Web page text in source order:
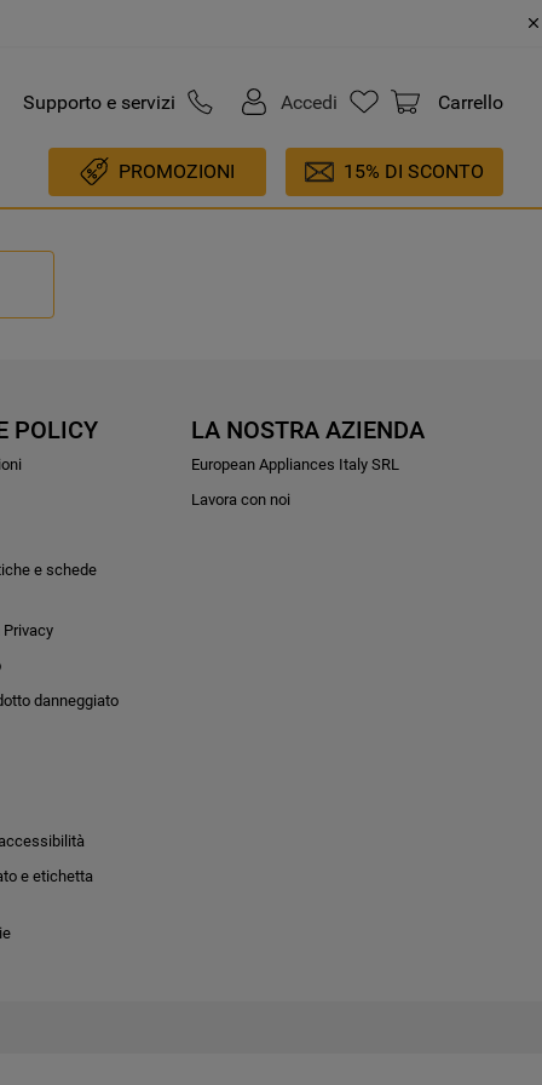
Supporto e servizi Accedi Carrello
PROMOZIONI 15% DI SCONTO
POLICY
e schede
danneggiato
e etichetta
LA NOSTRA AZIENDA
European Appliances Italy SRL
Lavora con noi